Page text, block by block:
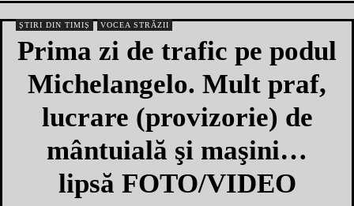
ȘTIRI DIN TIMIȘ VOCEA STRĂZII
Prima zi de trafic pe podul
Michelangelo. Mult praf,
lucrare (provizorie) de
mântuială şi maşini…
lipsă FOTO/VIDEO